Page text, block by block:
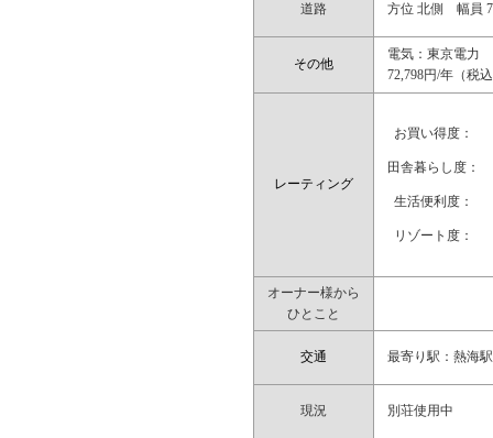
道路 方位 北側 幅員
その他
電気：東京電力
72,798円/年（
レーティング
お買い得度：
田舎暮らし度：
生活便利度：
リゾート度：
オーナー様から
ひとこと
交通 最寄り駅：熱
現況 別荘使用中